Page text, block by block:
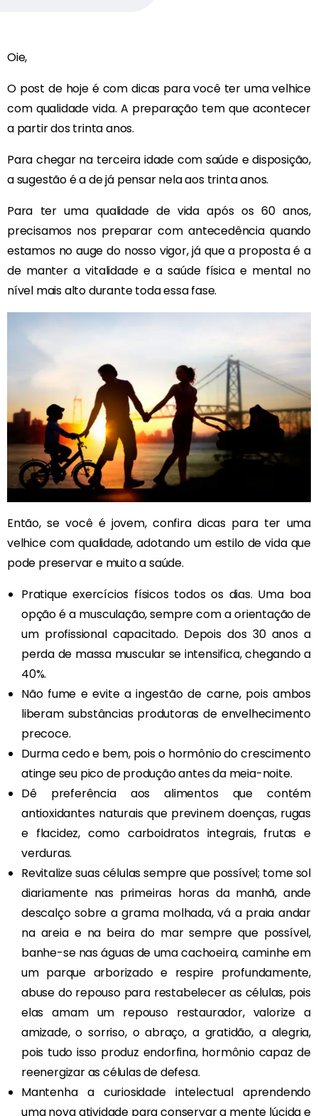
Oie,
O post de hoje é com dicas para você ter uma velhice
com qualidade vida. A preparação tem que acontecer
a partir dos trinta anos.
Para chegar na terceira idade com saúde e disposição,
a sugestão é a de já pensar nela aos trinta anos.
Para ter uma qualidade de vida após os 60 anos,
precisamos nos preparar com antecedência quando
estamos no auge do nosso vigor, já que a proposta é a
de manter a vitalidade e a saúde física e mental no
nível mais alto durante toda essa fase.
Então, se você é jovem, confira dicas para ter uma
velhice com qualidade, adotando um estilo de vida que
pode preservar e muito a saúde.
Pratique exercícios físicos todos os dias. Uma boa
opção é a musculação, sempre com a orientação de
um profissional capacitado. Depois dos 30 anos a
perda de massa muscular se intensifica, chegando a
40%.
Não fume e evite a ingestão de carne, pois ambos
liberam substâncias produtoras de envelhecimento
precoce.
Durma cedo e bem, pois o hormônio do crescimento
atinge seu pico de produção antes da meia-noite.
Dê preferência aos alimentos que contém
antioxidantes naturais que previnem doenças, rugas
e flacidez, como carboidratos integrais, frutas e
verduras.
Revitalize suas células sempre que possível; tome sol
diariamente nas primeiras horas da manhã, ande
descalço sobre a grama molhada, vá a praia andar
na areia e na beira do mar sempre que possível,
banhe-se nas águas de uma cachoeira, caminhe em
um parque arborizado e respire profundamente,
abuse do repouso para restabelecer as células, pois
elas amam um repouso restaurador, valorize a
amizade, o sorriso, o abraço, a gratidão, a alegria,
pois tudo isso produz endorfina, hormônio capaz de
reenergizar as células de defesa.
Mantenha a curiosidade intelectual aprendendo
uma nova atividade para conservar a mente lúcida e